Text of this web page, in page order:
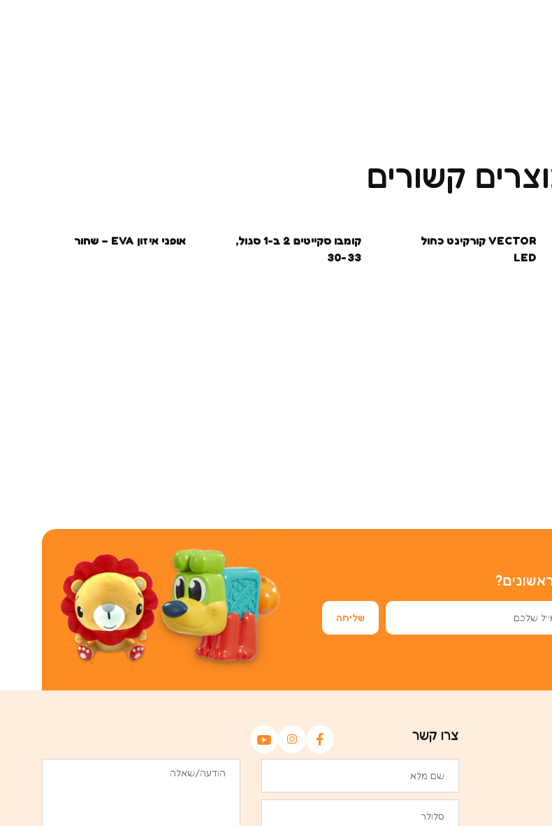
קשורים
VECTOR קורקינט כחול
LED
קומבו סקייטים 2 ב-1 סגול,
30-33
אופני איזון EVA – שחור
צרו קשר